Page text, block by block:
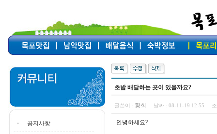
공지사항
초밥 배달하는 곳이 있을까요?
글쓴이 : 황희 날짜 : 08-11-19 12:55
안녕하세요?